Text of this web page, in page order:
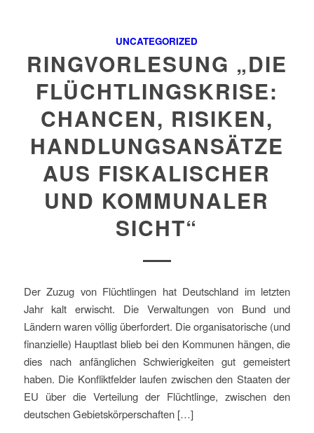
UNCATEGORIZED
RINGVORLESUNG „DIE
FLÜCHTLINGSKRISE:
CHANCEN, RISIKEN,
HANDLUNGSANSÄTZE
AUS FISKALISCHER
UND KOMMUNALER
SICHT“
Der Zuzug von Flüchtlingen hat Deutschland im letzten
Jahr kalt erwischt. Die Verwaltungen von Bund und
Ländern waren völlig überfordert. Die organisatorische (und
finanzielle) Hauptlast blieb bei den Kommunen hängen, die
dies nach anfänglichen Schwierigkeiten gut gemeistert
haben. Die Konfliktfelder laufen zwischen den Staaten der
EU über die Verteilung der Flüchtlinge, zwischen den
deutschen Gebietskörperschaften […]